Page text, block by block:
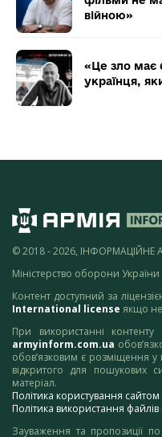
війною»
«Це зло має
українця,
© 2018 - 2026, ІНФОРМАЦІЙНЕ
Міністерство оборони України
Контент доступний за
International license якщо
При використанні
armyinform.com.ua
обов’язковим є розміщення
відкритого для пошукових
матеріал.
Політика користування
Політика використання
Зауваження та пропозиції